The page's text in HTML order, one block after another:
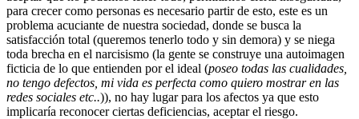
para crecer como personas es necesario partir de esto, este es un
problema acuciante de nuestra sociedad, donde se busca la
satisfacción total (queremos tenerlo todo y sin demora) y se niega
toda brecha en el narcisismo (la gente se construye una autoimagen
ficticia de lo que entienden por el ideal (poseo todas las cualidades,
no tengo defectos, mi vida es perfecta como quiero mostrar en las
redes sociales etc..)), no hay lugar para los afectos ya que esto
implicaría reconocer ciertas deficiencias, aceptar el riesgo.